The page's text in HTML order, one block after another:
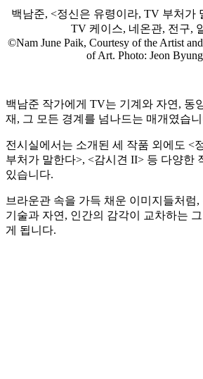
백남준, <정신은 유령이라, TV 부처가
TV 케이스, 네온관, 전구,
©Nam June Paik, Courtesy of the Artist
of Art. Photo: Jeon
백남준 작가에게 TV는 기계와 자연, 동
재, 그 모든 경계를 넘나드는 매개였습
전시실에서는 소개된 세 작품 외에도 <
부처가 말한다>, <감시견 II> 등 다양한
있습니다.
브라운관 속을 가득 채운 이미지들처럼
기술과 자연, 인간의 감각이 교차하는
게 됩니다.